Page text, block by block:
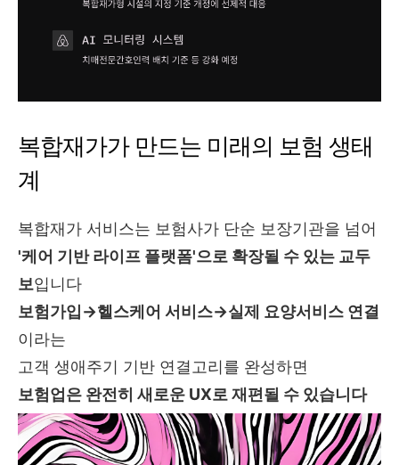
복합재가가 만드는 미래의 보험 생태
계
복합재가 서비스는 보험사가 단순 보장기관을 넘어
'케어 기반 라이프 플랫폼'으로 확장될 수 있는 교두
보입니다
보험가입→헬스케어 서비스→실제 요양서비스 연결
이라는
고객 생애주기 기반 연결고리를 완성하면
보험업은 완전히 새로운 UX로 재편될 수 있습니다